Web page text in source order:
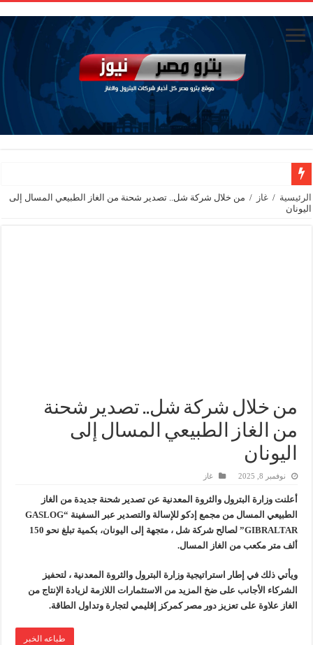
تاون جاس تسيطر علي كسر ماسورة في ترعة الإسماعيلية
وزير البترول والثروة المعدنية يتفقد استئناف أعمال الحفر بحقل البركة في أسوان بعد توقف منذ عام 2022.. ويؤكد: كامل الاهتمام لوضع صعيد مصر
الرئيسية / غاز / من خلال شركة شل.. تصدير شحنة من الغاز الطبيعي المسال إلى
اليونان
من خلال شركة شل.. تصدير شحنة
من الغاز الطبيعي المسال إلى
اليونان
نوفمبر 8, 2025 غاز
أعلنت وزارة البترول والثروة المعدنية عن تصدير شحنة جديدة من الغاز
الطبيعي المسال من مجمع إدكو للإسالة والتصدير عبر السفينة “GASLOG
GIBRALTAR” لصالح شركة شل ، متجهة إلى اليونان، بكمية تبلغ نحو 150
ألف متر مكعب من الغاز المسال.
ويأتي ذلك في إطار استراتيجية وزارة البترول والثروة المعدنية ، لتحفيز
الشركاء الأجانب على ضخ المزيد من الاستثمارات اللازمة لزيادة الإنتاج من
الغاز علاوة على تعزيز دور مصر كمركز إقليمي لتجارة وتداول الطاقة.
طباعه الخبر